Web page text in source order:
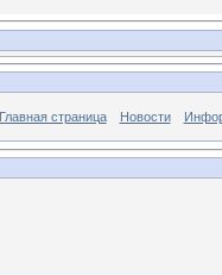
Главная страница Новости